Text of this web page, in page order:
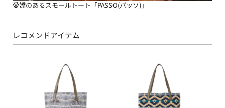
愛嬌のあるスモールトート「PASSO(パッソ)」
レコメンドアイテム